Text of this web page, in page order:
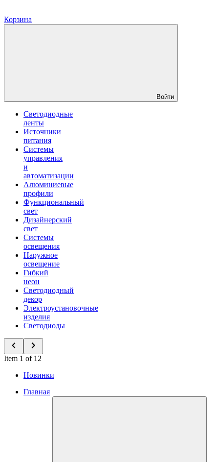
Корзина
Войти
Светодиодные
ленты
Источники
питания
Системы
управления
и
автоматизации
Алюминиевые
профили
Функциональный
свет
Дизайнерский
свет
Системы
освещения
Наружное
освещение
Гибкий
неон
Светодиодный
декор
Электроустановочные
изделия
Светодиоды
Item 1 of 12
Новинки
Главная